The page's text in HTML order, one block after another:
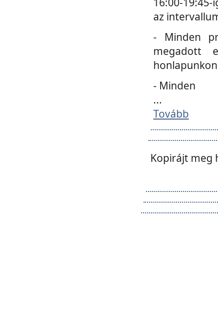
az
- Minden
megadott
- Minden
...
Tovább
Kopirájt meg